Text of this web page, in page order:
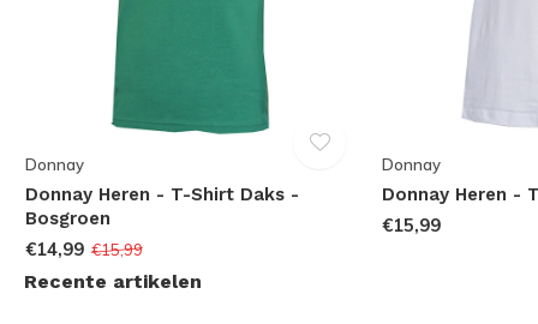
Donnay
Donnay Heren - T-Shirt Daks -
Bosgroen
€14,99 €15,99
Donnay
Donnay Heren -
€15,99
Recente artikelen